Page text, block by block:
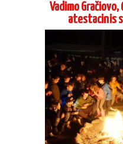
Vadimo
atestacinis